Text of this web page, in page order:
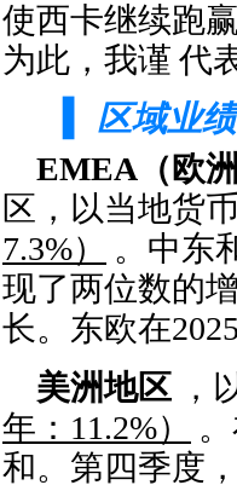
使西卡继续跑
为此，我谨 代
区域业
EMEA（欧
区，以当地货
7.3%）
。中东
现了两位数的
长。东欧在
美洲地区 ，
年：11.2%）
和。第四季度